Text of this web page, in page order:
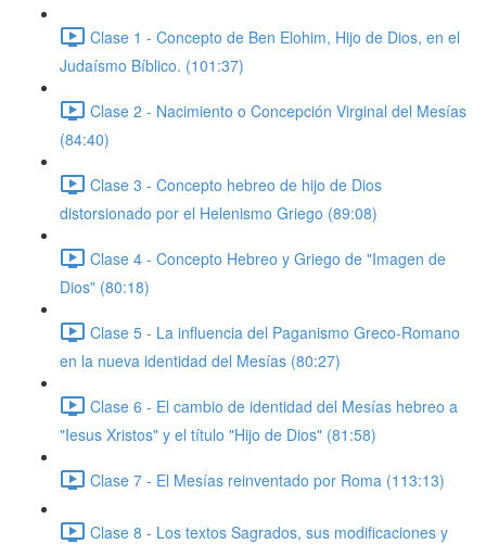
Clase 1 - Concepto de Ben Elohim, Hijo de Dios, en el
Judaísmo Bíblico. (101:37)
Clase 2 - Nacimiento o Concepción Virginal del Mesías
(84:40)
Clase 3 - Concepto hebreo de hijo de Dios
distorsionado por el Helenismo Griego (89:08)
Clase 4 - Concepto Hebreo y Griego de "Imagen de
Dios" (80:18)
Clase 5 - La influencia del Paganismo Greco-Romano
en la nueva identidad del Mesías (80:27)
Clase 6 - El cambio de identidad del Mesías hebreo a
"Iesus Xristos" y el título "Hijo de Dios" (81:58)
Clase 7 - El Mesías reinventado por Roma (113:13)
Clase 8 - Los textos Sagrados, sus modificaciones y